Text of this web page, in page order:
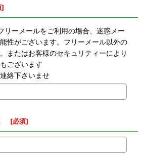
]
リーメールをご利用の場合、迷惑メー
性がございます。フリーメール以外の
またはお客様のセキュリティーにより
ございます
絡下さいませ
[必須]